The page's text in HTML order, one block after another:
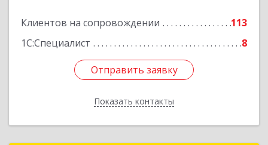
Клиентов на сопровождении
113
1С:Специалист
8
Отправить заявку
Показать контакты
Отправить заявку
Назад